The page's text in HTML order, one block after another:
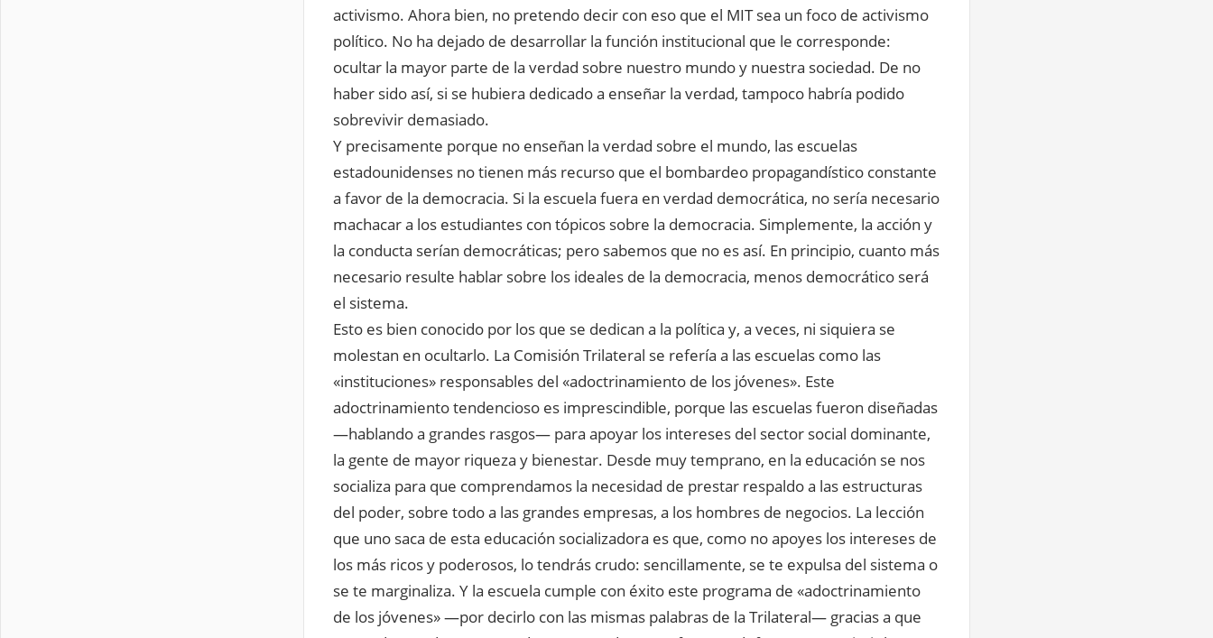
activismo. Ahora bien, no pretendo decir con eso que el MIT sea un foco de activismo
político. No ha dejado de desarrollar la función institucional que le corresponde:
ocultar la mayor parte de la verdad sobre nuestro mundo y nuestra sociedad. De no
haber sido así, si se hubiera dedicado a enseñar la verdad, tampoco habría podido
sobrevivir demasiado.
Y precisamente porque no enseñan la verdad sobre el mundo, las escuelas
estadounidenses no tienen más recurso que el bombardeo propagandístico constante
a favor de la democracia. Si la escuela fuera en verdad democrática, no sería necesario
machacar a los estudiantes con tópicos sobre la democracia. Simplemente, la acción y
la conducta serían democráticas; pero sabemos que no es así. En principio, cuanto más
necesario resulte hablar sobre los ideales de la democracia, menos democrático será
el sistema.
Esto es bien conocido por los que se dedican a la política y, a veces, ni siquiera se
molestan en ocultarlo. La Comisión Trilateral se refería a las escuelas como las
«instituciones» responsables del «adoctrinamiento de los jóvenes». Este
adoctrinamiento tendencioso es imprescindible, porque las escuelas fueron diseñadas
—hablando a grandes rasgos— para apoyar los intereses del sector social dominante,
la gente de mayor riqueza y bienestar. Desde muy temprano, en la educación se nos
socializa para que comprendamos la necesidad de prestar respaldo a las estructuras
del poder, sobre todo a las grandes empresas, a los hombres de negocios. La lección
que uno saca de esta educación socializadora es que, como no apoyes los intereses de
los más ricos y poderosos, lo tendrás crudo: sencillamente, se te expulsa del sistema o
se te marginaliza. Y la escuela cumple con éxito este programa de «adoctrinamiento
de los jóvenes» —por decirlo con las mismas palabras de la Trilateral— gracias a que